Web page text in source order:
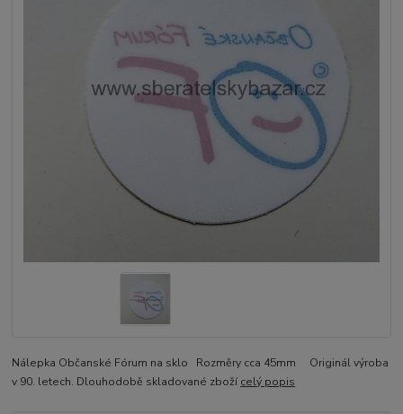
Nálepka Občanské Fórum na sklo Rozměry cca 45mm Originál výroba
v 90. letech. Dlouhodobě skladované zboží celý popis